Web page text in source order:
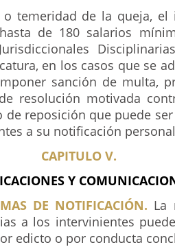
temeridad de la queja, el
de 180 salarios
en los casos que se
sanción de multa,
resolución motivada
de reposición que puede
a su notificación
CAPITULO V.
Y
DE NOTIFICACIÓN. La
a los intervinientes
edicto o por conducta